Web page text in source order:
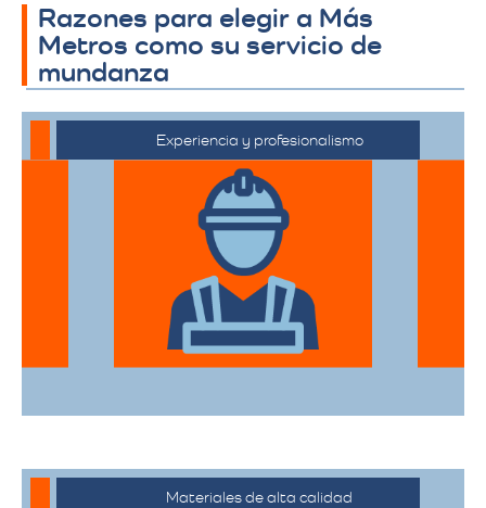
Razones para elegir a Más
Metros como su servicio de
mundanza
Experiencia y profesionalismo
El equipo de expertos en mudanzas de
alta gama está capacitado para manejar
desde objetos delicados hasta muebles
de gran tamaño con el mayor cuidado.
Materiales de alta calidad